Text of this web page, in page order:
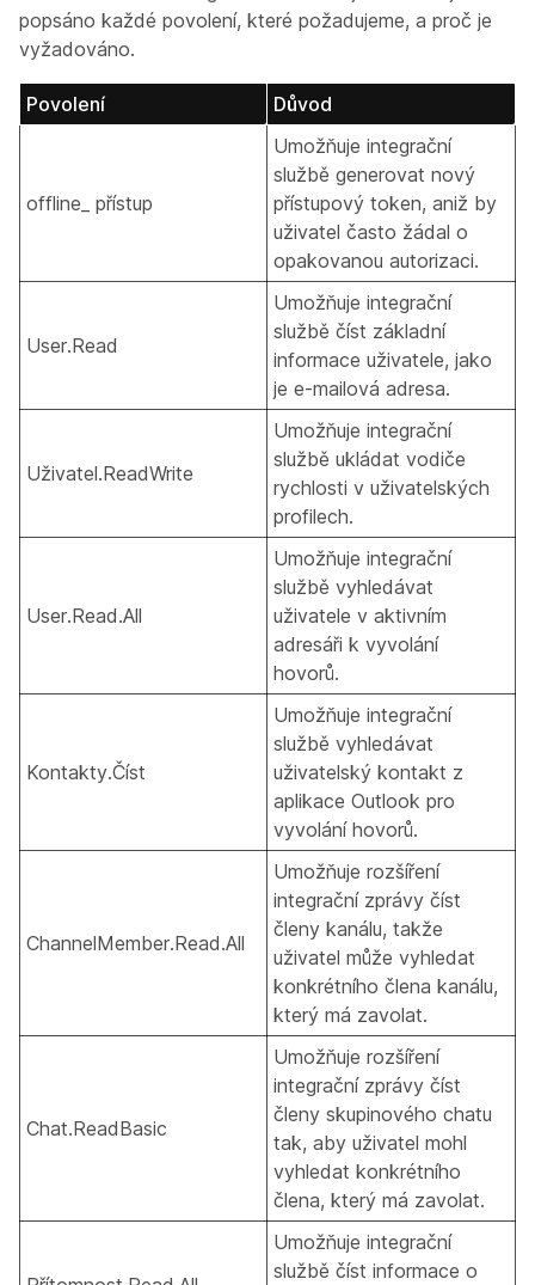
popsáno každé povolení, které požadujeme, a proč je
vyžadováno.
Povolení Důvod
offline_ přístup
Umožňuje integrační
službě generovat nový
přístupový token, aniž by
uživatel často žádal o
opakovanou autorizaci.
User.Read
Umožňuje integrační
službě číst základní
informace uživatele, jako
je e-mailová adresa.
Uživatel.ReadWrite
Umožňuje integrační
službě ukládat vodiče
rychlosti v uživatelských
profilech.
User.Read.All
Umožňuje integrační
službě vyhledávat
uživatele v aktivním
adresáři k vyvolání
hovorů.
Kontakty.Číst
Umožňuje integrační
službě vyhledávat
uživatelský kontakt z
aplikace Outlook pro
vyvolání hovorů.
ChannelMember.Read.All
Umožňuje rozšíření
integrační zprávy číst
členy kanálu, takže
uživatel může vyhledat
konkrétního člena kanálu,
který má zavolat.
Chat.ReadBasic
Umožňuje rozšíření
integrační zprávy číst
členy skupinového chatu
tak, aby uživatel mohl
vyhledat konkrétního
člena, který má zavolat.
Umožňuje integrační
službě číst informace o